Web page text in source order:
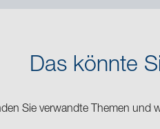
Das könnte
Sie verwandte Themen und